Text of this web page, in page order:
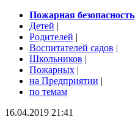
Пожарная безопасность
Детей |
Родителей |
Воспитателей садов |
Школьников |
Пожарных |
на Предприятии |
по темам
16.04.2019 21:41